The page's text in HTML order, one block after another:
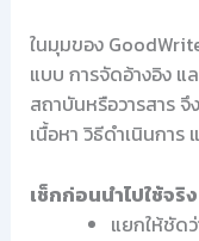
ในมุมของ
แบบ การจัดอ้างอิง แ
สถาบันหรือวารสาร
เนื้อหา วิธีดำเนินกา
เช็กก่อนนำไปใช้จริง
แยกให้ชัด